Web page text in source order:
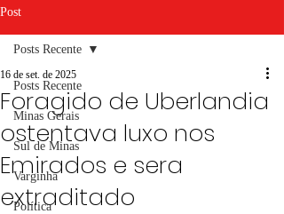
Post
Posts Recente
Minas Gerais
Sul de Minas
Varginha
Política
Posts Recente
Foragido de Uberlandia
ostentava luxo nos
Emirados e sera
extraditado
16 de set. de 2025